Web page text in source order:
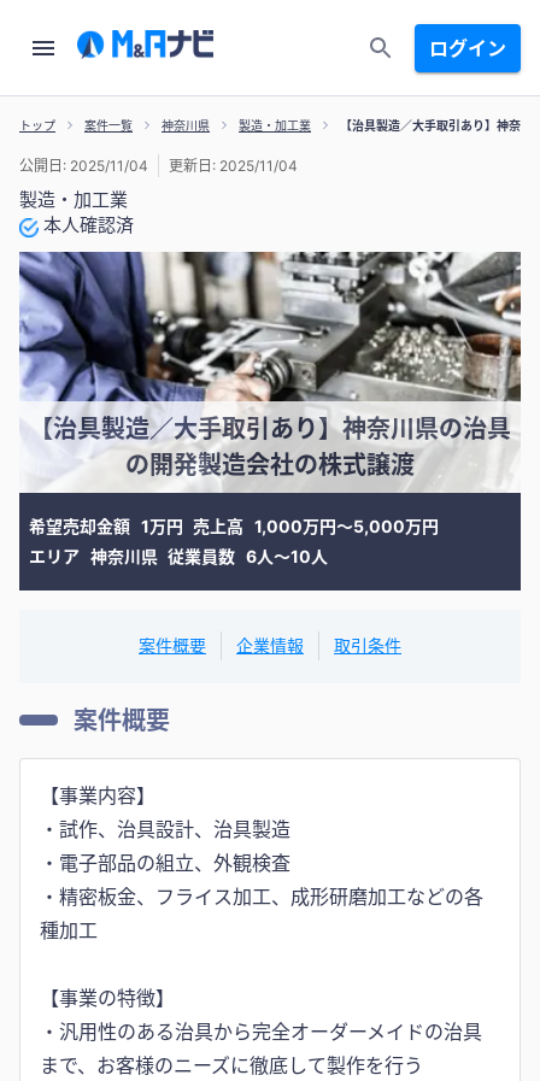
ログイン
トップ 案件一覧 神奈川県 製造・加工業 【治具製造／大手取引あり】神奈
製造・加工業
本人確認済
公開日: 2025/11/04 更新日: 2025/11/04
【治具製造／大手取引あり】神奈川県の治具
の開発製造会社の株式譲渡
希望売却金額 1万円 売上高 1,000万円〜5,000万円
エリア 神奈川県 従業員数 6人〜10人
案件概要 企業情報 取引条件
案件概要
【事業内容】
・試作、治具設計、治具製造
・電子部品の組立、外観検査
・精密板金、フライス加工、成形研磨加工などの各
種加工
【事業の特徴】
・汎用性のある治具から完全オーダーメイドの治具
まで、お客様のニーズに徹底して製作を行う